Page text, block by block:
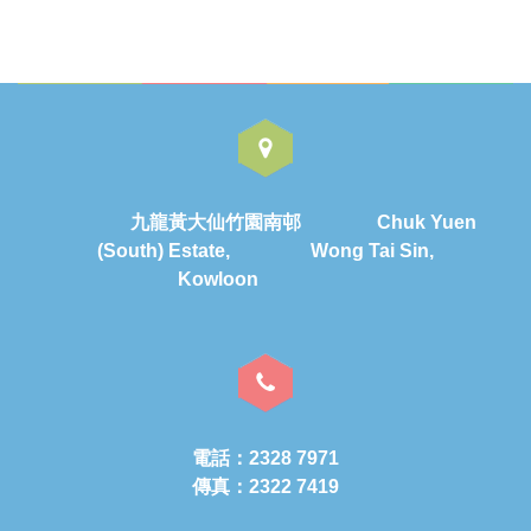
九龍黃大仙竹園南邨 Chuk Yuen
(South) Estate, Wong Tai Sin,
Kowloon
電話：2328 7971
傳真：2322 7419